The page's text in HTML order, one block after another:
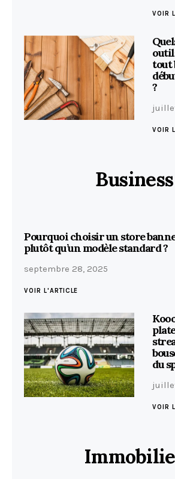
VOIR
tout
?
VOIR
Business
Pourquoi choisir un store
plutôt qu’un modèle standard ?
septembre 28, 2025
VOIR L'ARTICLE
du
VOIR